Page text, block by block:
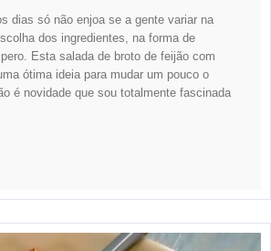
dias só não enjoa se a gente variar na
dos ingredientes, na forma de
Esta salada de broto de feijão com
ótima ideia para mudar um pouco o
é novidade que sou totalmente fascinada